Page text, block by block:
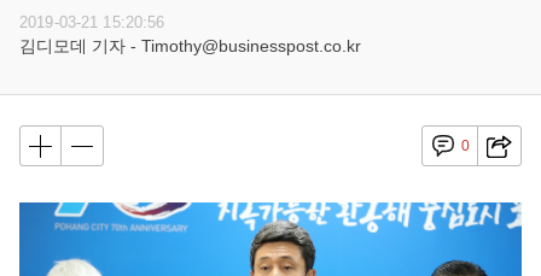
2019-03-21 15:20:56
김디모데 기자 - Timothy@businesspost.co.kr
0